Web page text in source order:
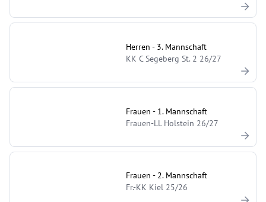
Herren - 3. Mannschaft
KK C Segeberg St. 2 26/27
Frauen - 1. Mannschaft
Frauen-LL Holstein 26/27
Frauen - 2. Mannschaft
Fr.-KK Kiel 25/26